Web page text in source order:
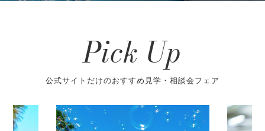
Pick Up
公式サイトだけのおすすめ見学・相談会フェア